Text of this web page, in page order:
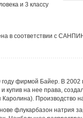
и 3 классу
в соответствии с
фирмой Байер. В
купив на нее права,
Производство
флукарбазон натрия